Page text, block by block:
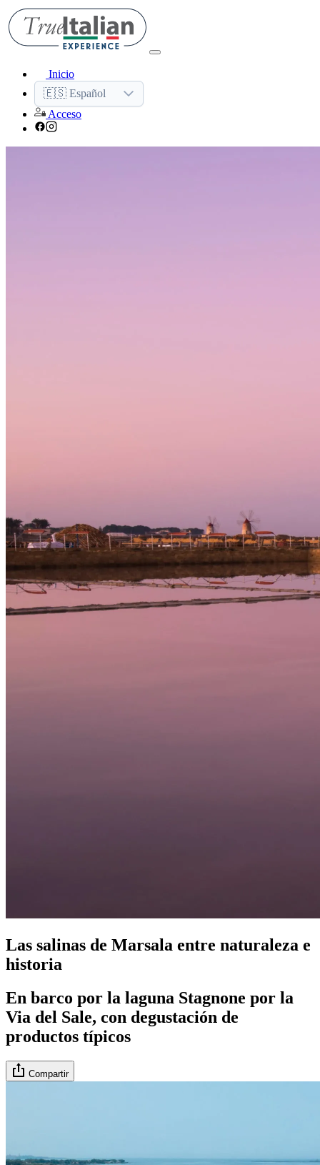
Inicio
🇪🇸 Español
Acceso
Las salinas de Marsala entre naturaleza e
historia
En barco por la laguna Stagnone por la
Via del Sale, con degustación de
productos típicos
Compartir